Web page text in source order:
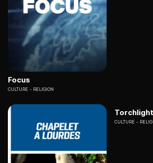
Focus
CULTURE RELIGION
CULTURE